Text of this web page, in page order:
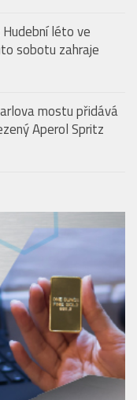
léto ve
sobotu zahraje
mostu přidává
Aperol Spritz